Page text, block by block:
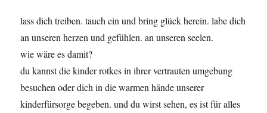
lass dich treiben. tauch ein und bring glück herein. labe dich
an unseren herzen und gefühlen. an unseren seelen.
wie wäre es damit?
du kannst die kinder rotkes in ihrer vertrauten umgebung
besuchen oder dich in die warmen hände unserer
kinderfürsorge begeben. und du wirst sehen, es ist für alles